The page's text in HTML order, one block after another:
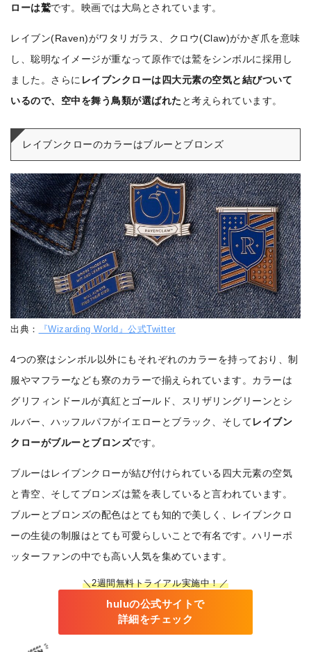
ローは鷲です。映画では大烏とされています。
レイブン(Raven)がワタリガラス、クロウ(Claw)がかぎ爪を意味
し、聡明なイメージが重なって原作では鷲をシンボルに採用し
ました。さらに レイブンクローは四大元素の空気と結びついて
いるので、空中を舞う鳥類が選ばれた と考えられています。
レイブンクローのカラーはブルーとブロンズ
出典： 『Wizarding World』公式Twitter
4つの寮はシンボル以外にもそれぞれのカラーを持っており、制
服やマフラーなども寮のカラーで揃えられています。カラーは
グリフィンドールが真紅とゴールド、スリザリングリーンとシ
ルバー、ハッフルパフがイエローとブラック、そしてレイブン
クローがブルーとブロンズです。
ブルーはレイブンクローが結び付けられている四大元素の空気
と青空、そしてブロンズは鷲を表していると言われています。
ブルーとブロンズの配色はとても知的で美しく、レイブンクロ
ーの生徒の制服はとても可愛らしいことで有名です。ハリーポ
ッターファンの中でも高い人気を集めています。
＼2週間無料トライアル実施中！／
huluの公式サイトで
詳細をチェック